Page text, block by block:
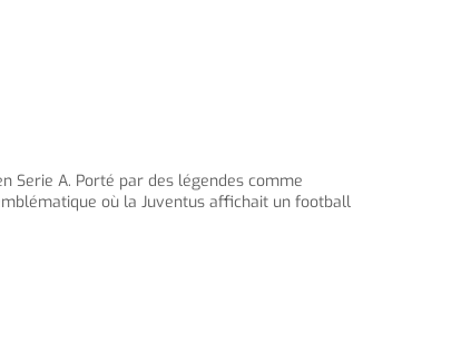
Serie A. Porté par des légendes comme
où la Juventus affichait un football